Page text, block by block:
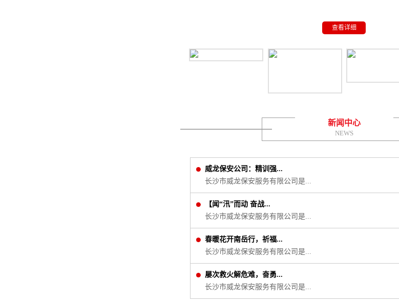
查看详细
新闻中心
NEWS
威龙保安公司：精训强...
长沙市威龙保安服务有限公司是...
【闻“汛”而动 奋战...
长沙市威龙保安服务有限公司是...
春暖花开南岳行，祈福...
长沙市威龙保安服务有限公司是...
屡次救火解危难，奋勇...
长沙市威龙保安服务有限公司是...